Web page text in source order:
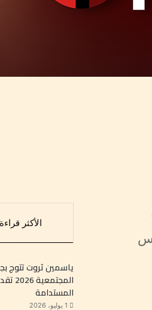
الأكثر قراءة
ياسمين ثروت تتوج
المستدامة
1 يوليو، 2026